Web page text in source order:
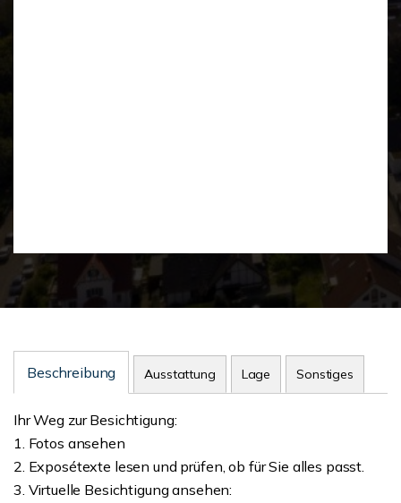
Beschreibung Ausstattung Lage Sonstiges
Ihr Weg zur Besichtigung:
1. Fotos ansehen
2. Exposétexte lesen und prüfen, ob für Sie alles passt.
3. Virtuelle Besichtigung ansehen: